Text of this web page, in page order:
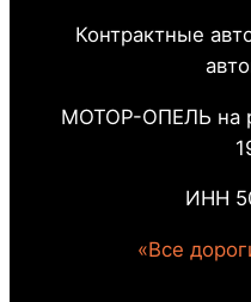
Контрактные
МОТОР-ОПЕЛЬ на
ИНН
«Все